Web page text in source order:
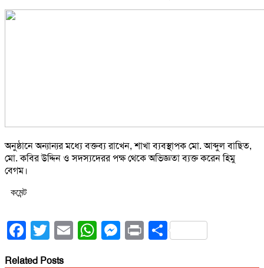
অনুষ্ঠানে অন্যান্যর মধ্যে বক্তব্য রাখেন, শাখা ব্যবস্থাপক মো. আব্দুল বাছিত,
মো. কবির উদ্দিন ও সদস্যদেরর পক্ষ থেকে অভিজ্ঞতা ব্যক্ত করেন হিমু
বেগম।
কমেন্ট
Facebook
Twitter
EmailWhatsApp
Messenger
PrintShare
Related Posts